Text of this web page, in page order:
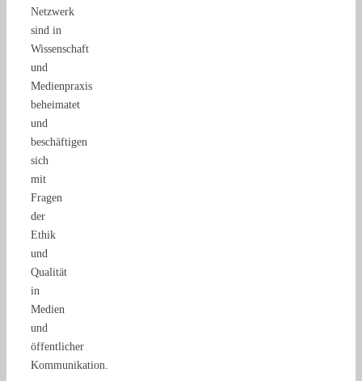
Netzwerk
sind in
Wissenschaft
und
Medienpraxis
beheimatet
und
beschäftigen
sich
mit
Fragen
der
Ethik
und
Qualität
in
Medien
und
öffentlicher
Kommunikation.